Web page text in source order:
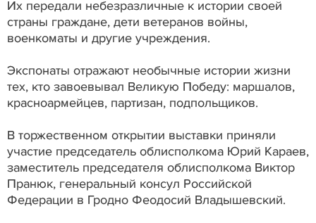
Их передали небезразличные к истории своей
страны граждане, дети ветеранов войны,
военкоматы и другие учреждения.
Экспонаты отражают необычные истории жизни
тех, кто завоевывал Великую Победу: маршалов,
красноармейцев, партизан, подпольщиков.
В торжественном открытии выставки приняли
участие председатель облисполкома Юрий Караев,
заместитель председателя облисполкома Виктор
Пранюк, генеральный консул Российской
Федерации в Гродно Феодосий Владышевский.